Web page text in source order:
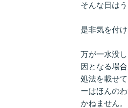
そんな日は
是非気を付
万が一水没
因となる場
処法を載せ
ーはほんの
かねません